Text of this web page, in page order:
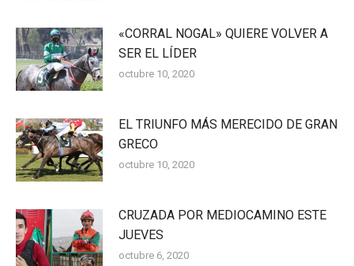
«CORRAL NOGAL» QUIERE VOLVER A
SER EL LÍDER
octubre 10, 2020
EL TRIUNFO MÁS MERECIDO DE GRAN
GRECO
octubre 10, 2020
CRUZADA POR MEDIOCAMINO ESTE
JUEVES
octubre 6, 2020